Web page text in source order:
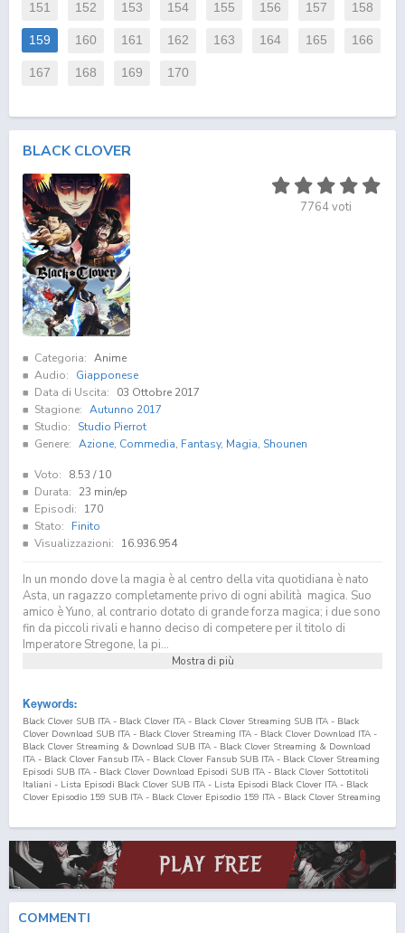
151 152 153 154 155 156 157 158
159 160 161 162 163 164 165 166
167 168 169 170
BLACK CLOVER
7764voti
Categoria: Anime
Audio:
Giapponese
Data di Uscita:
03 Ottobre 2017
Stagione: Autunno 2017
Studio:
Studio Pierrot
Genere: Azione, Commedia, Fantasy, Magia, Shounen
Voto: 8.53 / 10
Durata:
23 min/ep
Episodi:
170
Stato:
Finito
Visualizzazioni:
16.936.954
In un mondo dove la magia è al centro della vita quotidiana è nato
Asta, un ragazzo completamente privo di ogni abilità magica. Suo
amico è Yuno, al contrario dotato di grande forza magica; i due sono
fin da piccoli rivali e hanno deciso di competere per il titolo di
Imperatore Stregone, la pi...
Mostra di più
Keywords:
Black Clover SUB ITA - Black Clover ITA - Black Clover Streaming SUB ITA - Black
Clover Download SUB ITA - Black Clover Streaming ITA - Black Clover Download ITA -
Black Clover Streaming & Download SUB ITA - Black Clover Streaming & Download
ITA - Black Clover Fansub ITA - Black Clover Fansub SUB ITA - Black Clover Streaming
Episodi SUB ITA - Black Clover Download Episodi SUB ITA - Black Clover Sottotitoli
Italiani - Lista Episodi Black Clover SUB ITA - Lista Episodi Black Clover ITA - Black
Clover Episodio 159 SUB ITA - Black Clover Episodio 159 ITA - Black Clover Streaming
COMMENTI